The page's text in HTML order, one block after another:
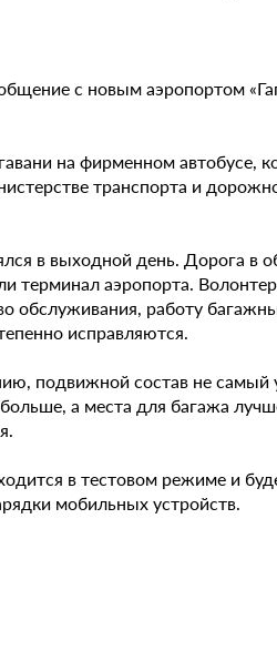
с новым аэропортом
на фирменном автобусе,
транспорта и
в выходной день. Дорога в
терминал аэропорта.
обслуживания, работу
исправляются.
подвижной состав не
а места для багажа
в тестовом режиме и
мобильных устройств.